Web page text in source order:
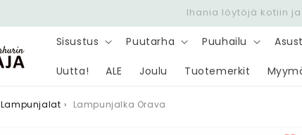
Nopea toimitus 6,90 € -
Sisustus Puutarha Puuhailu
Uutta! ALE Joulu Tuotemerkit
Lampunjalat › Lampunjalka Orava